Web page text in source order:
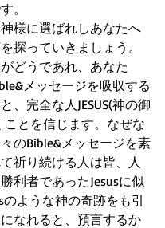
。
様に選ばれしあなたへ
探っていきましょう。
どうであれ、あなた
メッセージを吸収する
、完全な人JESUS(神の御
ことを信じます。なぜな
のBible&メッセージを素
祈り続ける人は皆、人
利者であったJesusに似
のような神の奇跡をも引
なれると、預言するか